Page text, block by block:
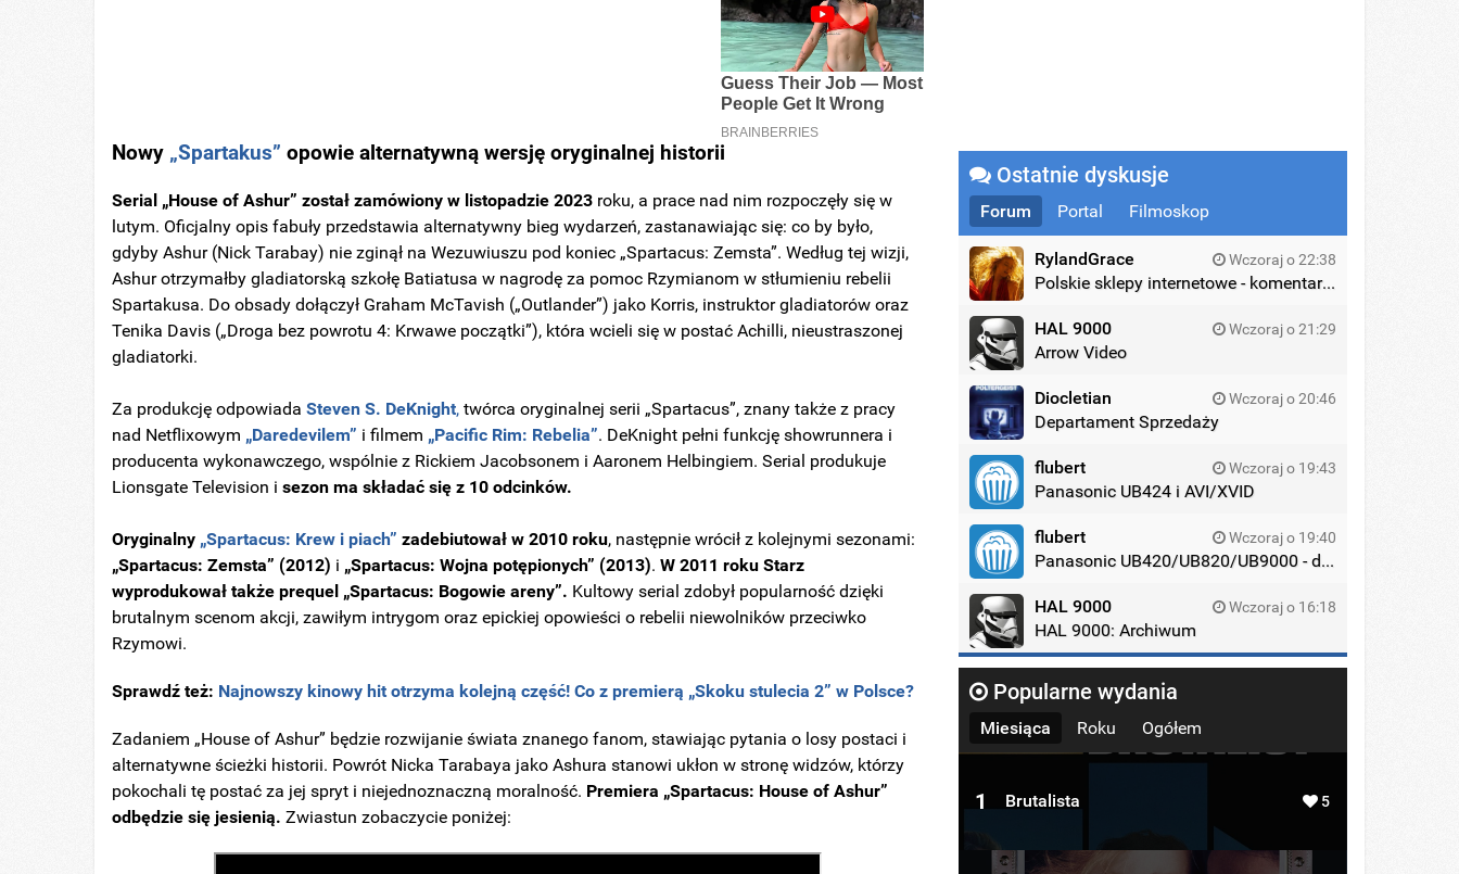
Nowy „Spartakus” opowie alternatywną wersję oryginalnej historii
Serial „House of Ashur” został zamówiony w listopadzie 2023 roku, a prace nad nim rozpoczęły się w
lutym. Oficjalny opis fabuły przedstawia alternatywny bieg wydarzeń, zastanawiając się: co by było,
gdyby Ashur (Nick Tarabay) nie zginął na Wezuwiuszu pod koniec „Spartacus: Zemsta”. Według tej wizji,
Ashur otrzymałby gladiatorską szkołę Batiatusa w nagrodę za pomoc Rzymianom w stłumieniu rebelii
Spartakusa. Do obsady dołączył Graham McTavish („Outlander”) jako Korris, instruktor gladiatorów oraz
Tenika Davis („Droga bez powrotu 4: Krwawe początki”), która wcieli się w postać Achilli, nieustraszonej
gladiatorki.
Za produkcję odpowiadaSteven S. DeKnight, twórca oryginalnej serii „Spartacus”, znany także z pracy
nad Netflixowym „Daredevilem” i filmem „Pacific Rim: Rebelia”. DeKnight pełni funkcję showrunnera i
producenta wykonawczego, wspólnie z Rickiem Jacobsonem i Aaronem Helbingiem. Serial produkuje
Lionsgate Television isezon ma składać się z 10 odcinków.
Oryginalny „Spartacus: Krew i piach” zadebiutował w 2010 roku, następnie wrócił z kolejnymi sezonami:
„Spartacus: Zemsta” (2012) i „Spartacus: Wojna potępionych” (2013).W 2011 roku Starz
wyprodukował także prequel „Spartacus: Bogowie areny”. Kultowy serial zdobył popularność dzięki
brutalnym scenom akcji, zawiłym intrygom oraz epickiej opowieści o rebelii niewolników przeciwko
Rzymowi.
Sprawdź też: Najnowszy kinowy hit otrzyma kolejną część! Co z premierą „Skoku stulecia 2” w Polsce?
Zadaniem „House of Ashur” będzie rozwijanie świata znanego fanom, stawiając pytania o losy postaci i
alternatywne ścieżki historii. Powrót Nicka Tarabaya jako Ashura stanowi ukłon w stronę widzów, którzy
pokochali tę postać za jej spryt i niejednoznaczną moralność. Premiera „Spartacus: House of Ashur”
odbędzie się jesienią. Zwiastun zobaczycie poniżej:
Ostatnie dyskusje
Forum Portal Filmoskop
RylandGrace Wczoraj o 22:38
Polskie sklepy internetowe - komentarze
HAL 9000 Wczoraj o 21:29
Arrow Video
Diocletian Wczoraj o 20:46
Departament Sprzedaży
flubert Wczoraj o 19:43
Panasonic UB424 i AVI/XVID
flubert Wczoraj o 19:40
Panasonic UB420/UB820/UB9000 - dyskusja
HAL 9000 Wczoraj o 16:18
HAL 9000: Archiwum
Popularne wydania
Miesiąca Roku Ogółem
1 Brutalista 5